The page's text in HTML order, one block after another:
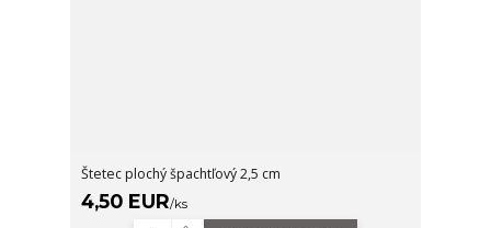
Štetec plochý špachtľový 2,5 cm
4,50 EUR/ks